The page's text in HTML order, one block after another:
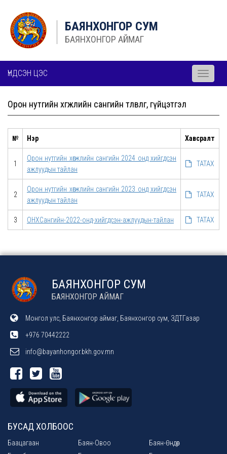
БАЯНХОНГОР СУМ
БАЯНХОНГОР АЙМАГ
ҮНДСЭН ЦЭС
Toggle
Орон нутгийн хөгжлийн сангийн төлөвлөгөө, гүйцэтгэл
№ Нэр Хавсралт
1
Орон нутгийн хөгжлийн сангийн 2024 онд хийгдсэн
ажлуудын тайлан
ТАТАХ
2
Орон нутгийн хөгжлийн сангийн 2023 онд хийгдсэн
ажлуудын тайлан
ТАТАХ
3 ОНХСангийн-2022-онд-хийгдсэн-ажлуудын-тайлан ТАТАХ
БАЯНХОНГОР СУМ
БАЯНХОНГОР АЙМАГ
Монгол улс, Баянхонгор аймаг, Баянхонгор сум, ЗДТГазар
+976 70442222
info@bayanhongor.bkh.gov.mn
БУСАД ХОЛБООС
Баацагаан Баян-Овоо
Баян-Өндөр